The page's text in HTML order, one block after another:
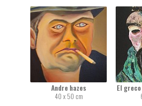
Andre hazes
40 x 50 cm
El